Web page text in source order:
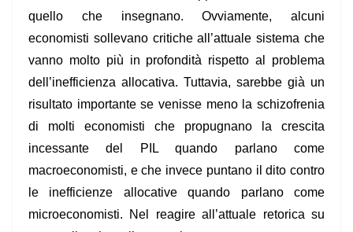
quello che insegnano. Ovviamente, alcuni
economisti sollevano critiche all’attuale sistema che
vanno molto più in profondità rispetto al problema
dell’inefficienza allocativa. Tuttavia, sarebbe già un
risultato importante se venisse meno la schizofrenia
di molti economisti che propugnano la crescita
incessante del PIL quando parlano come
macroeconomisti, e che invece puntano il dito contro
le inefficienze allocative quando parlano come
microeconomisti. Nel reagire all’attuale retorica su